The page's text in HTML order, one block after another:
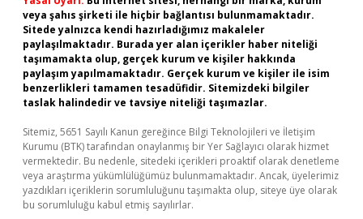
veya şahıs şirketi ile hiçbir bağlantısı bulunmamaktadır.
Sitede yalnızca kendi hazırladığımız makaleler
paylaşılmaktadır. Burada yer alan içerikler haber niteliği
taşımamakta olup, gerçek kurum ve kişiler hakkında
paylaşım yapılmamaktadır. Gerçek kurum ve kişiler ile isim
benzerlikleri tamamen tesadüfidir. Sitemizdeki bilgiler
taslak halindedir ve tavsiye niteliği taşımazlar.
Sitemiz, 5651 Sayılı Kanun gereğince Bilgi Teknolojileri ve İletişim
Kurumu (BTK) tarafından onaylanmış bir Yer Sağlayıcı olarak hizmet
vermektedir. Bu nedenle, sitedeki içerikleri proaktif olarak denetleme
veya araştırma yükümlülüğümüz bulunmamaktadır. Ancak, üyelerimiz
yazdıkları içeriklerin sorumluluğunu taşımakta olup, siteye üye olarak
bu sorumluluğu kabul etmiş sayılırlar.